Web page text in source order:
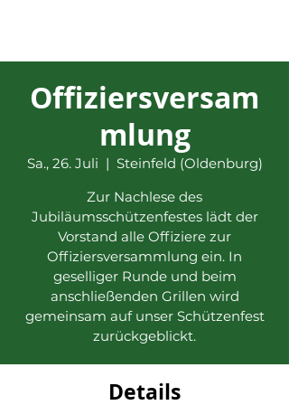
Offiziersversam
mlung
Sa., 26. Juli
  |
Steinfeld (Oldenburg)
Zur Nachlese des
Jubiläumsschützenfestes lädt der
Vorstand alle Offiziere zur
Offiziersversammlung ein. In
geselliger Runde und beim
anschließenden Grillen wird
gemeinsam auf unser Schützenfest
zurückgeblickt.
Details